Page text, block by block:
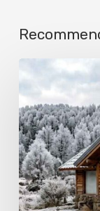
evitar
que
el
frío
corte
tu